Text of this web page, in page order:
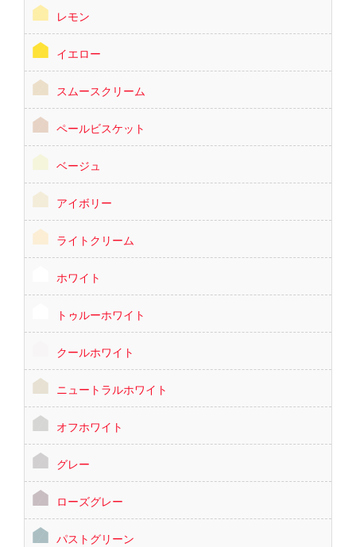
レモン
イエロー
スムースクリーム
ペールビスケット
ベージュ
アイボリー
ライトクリーム
ホワイト
トゥルーホワイト
クールホワイト
ニュートラルホワイト
オフホワイト
グレー
ローズグレー
パストグリーン